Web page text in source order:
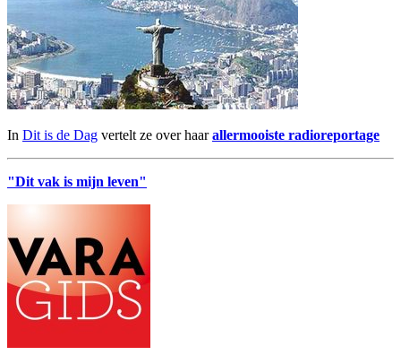
In Dit is de Dag vertelt ze over haarallermooiste radioreportage
"Dit vak is mijn leven"